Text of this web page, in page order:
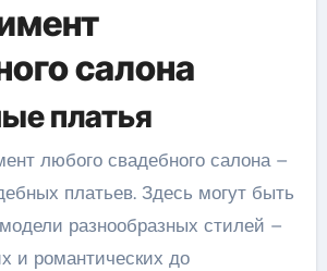
салона
платья
любого свадебного салона –
платьев. Здесь могут быть
разнообразных стилей –
и романтических до